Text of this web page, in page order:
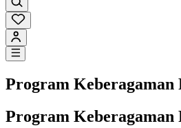
Program Keberagaman
Program Keberagaman